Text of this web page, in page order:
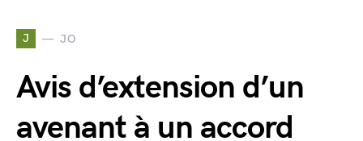
J JO
Avis d’extension d’un
avenant à un accord